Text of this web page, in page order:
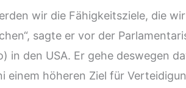
wir die Fähigkeitsziele, die
sagte er vor der
in den USA. Er gehe deswegen
einem höheren Ziel für